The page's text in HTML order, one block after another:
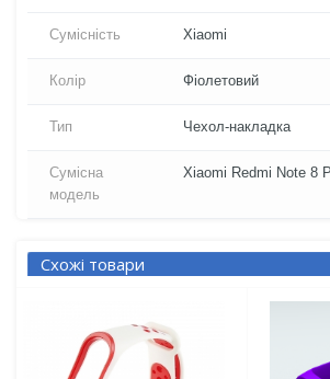
Сумісність Xiaomi
Колір Фіолетовий
Тип Чехол-накладка
Сумісна
модель
Xiaomi Redmi Note 8
Схожі товари